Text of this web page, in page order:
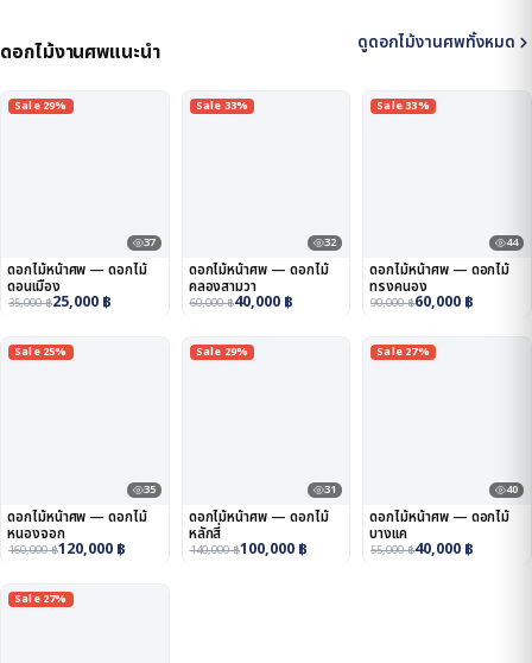
ดอกไม้งานศพแนะนำ ดูดอกไม้งานศพทั้งหมด
Sale 29%
37
ดอกไม้หน้าศพ — ดอกไม้
ดอนเมือง
35,000฿25,000 ฿
Sale 33%
32
ดอกไม้หน้าศพ — ดอกไม้
คลองสามวา
60,000฿40,000 ฿
Sale 33%
44
ดอกไม้หน้าศพ — ดอกไม้
ทรงคนอง
90,000฿60,000 ฿
Sale 25%
35
ดอกไม้หน้าศพ — ดอกไม้
หนองจอก
160,000฿120,000 ฿
Sale 29%
31
ดอกไม้หน้าศพ — ดอกไม้
หลักสี่
140,000฿100,000 ฿
Sale 27%
40
ดอกไม้หน้าศพ — ดอกไม้
บางแค
55,000฿40,000 ฿
Sale 27%